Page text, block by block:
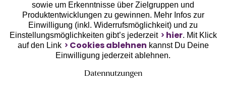
Unsere Apps
sowie um Erkenntnisse über Zielgruppen und
Produktentwicklungen zu gewinnen. Mehr Infos zur
Einwilligung (inkl. Widerrufsmöglichkeit) und zu
Einstellungsmöglichkeiten gibt’s jederzeit
hier. Mit Klick
auf den Link
Cookies ablehnen kannst Du Deine
Einwilligung jederzeit ablehnen.
Datennutzungen